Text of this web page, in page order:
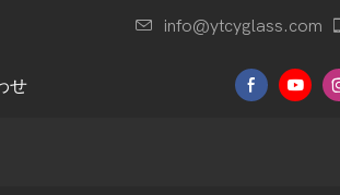
info@ytcyglass.com
せ